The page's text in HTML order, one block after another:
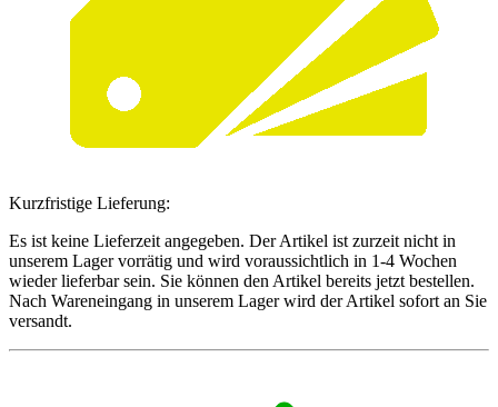
Kurzfristige Lieferung:
Es ist keine Lieferzeit angegeben. Der Artikel ist zurzeit nicht in
unserem Lager vorrätig und wird voraussichtlich in 1-4 Wochen
wieder lieferbar sein. Sie können den Artikel bereits jetzt bestellen.
Nach Wareneingang in unserem Lager wird der Artikel sofort an Sie
versandt.